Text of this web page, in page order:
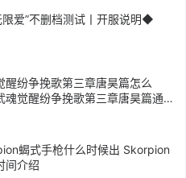
外 ◆”无限爱”不删档测试丨开服说明◆
醒纷争挽歌第三章唐昊篇怎么
魂觉醒纷争挽歌第三章唐昊篇通
蝎式手枪什么时候出 Skorpion
间介绍